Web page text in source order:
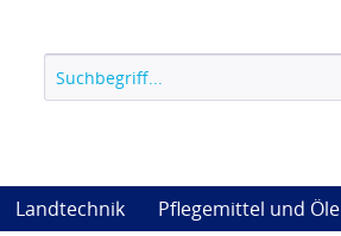
Landtechnik Pflegemittel und Öle